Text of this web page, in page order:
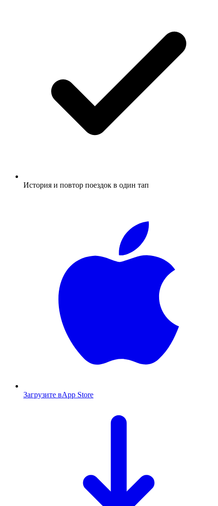
История и повтор поездок в один тап
Загрузите вApp Store